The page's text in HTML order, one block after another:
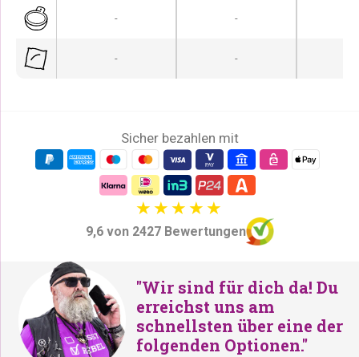
- -
- -
Sicher bezahlen mit
9,6 von 2427 Bewertungen
"Wir sind für dich da! Du
erreichst uns am
schnellsten über eine der
folgenden Optionen."